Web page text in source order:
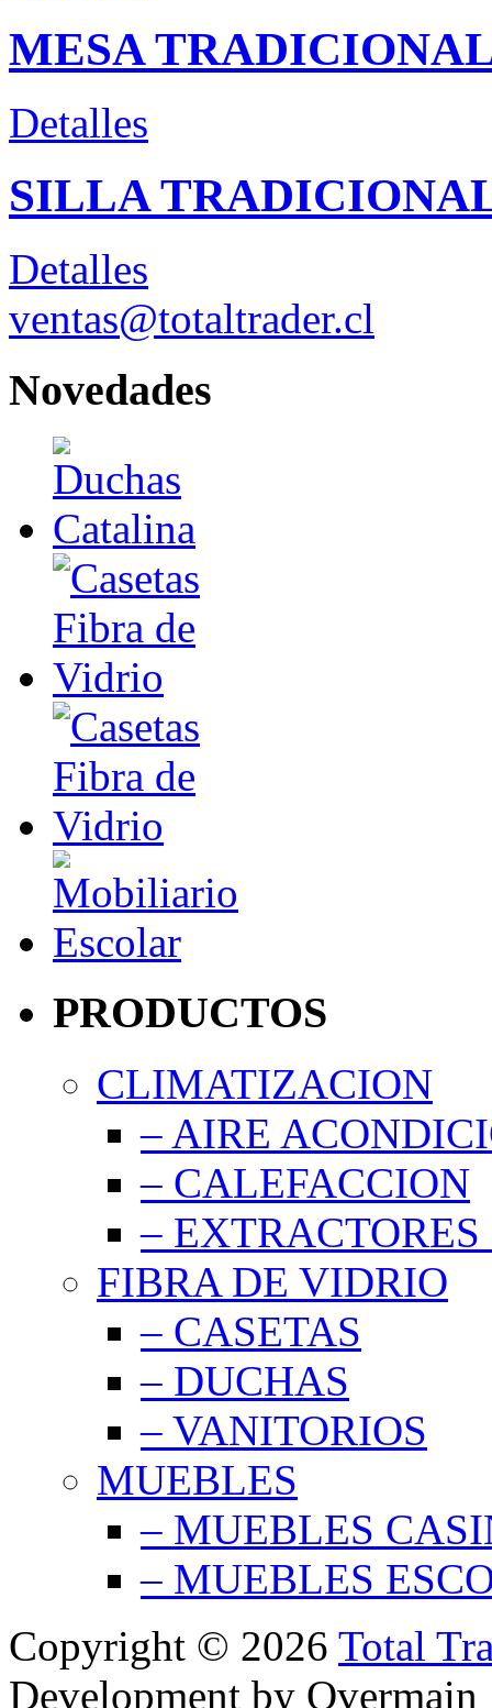
MESA
Detalles
SILLA
Detalles
ventas@totaltrader.cl
Novedades
PRODUCTOS
CLIMATIZACION
– AIRE
– CALEFACCION
–
FIBRA DE VIDRIO
– CASETAS
– DUCHAS
– VANITORIOS
MUEBLES
– MUEBLES
– MUEBLES
Copyright © 2026 Total
Development by Overmain